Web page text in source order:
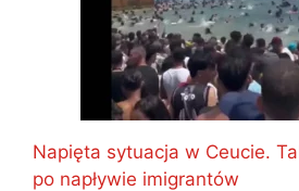
Napięta sytuacja w Ceucie.
po napływie imigrantów